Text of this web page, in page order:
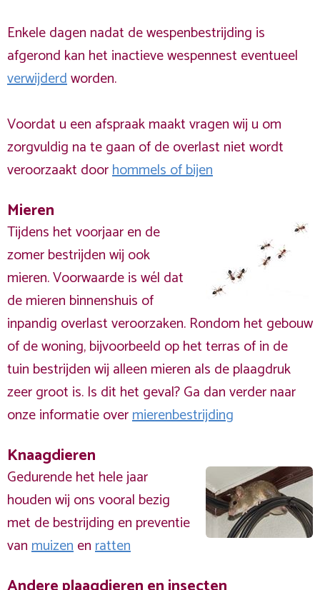
Enkele dagen nadat de wespenbestrijding is
afgerond kan het inactieve wespennest eventueel
verwijderdworden.
Voordat u een afspraak maakt vragen wij u om
zorgvuldig na te gaan of de overlast niet wordt
veroorzaakt doorhommels of bijen
Mieren
Tijdens het voorjaar en de
zomer bestrijden wij ook
mieren. Voorwaarde is wél dat
de mieren binnenshuis of
inpandig overlast veroorzaken. Rondom het gebouw
of de woning, bijvoorbeeld op het terras of in de
tuin bestrijden wij alleen mieren als de plaagdruk
zeer groot is. Is dit het geval? Ga dan verder naar
onze informatie overmierenbestrijding
Knaagdieren
Gedurende het hele jaar
houden wij ons vooral bezig
met de bestrijding en preventie
vanmuizenenratten